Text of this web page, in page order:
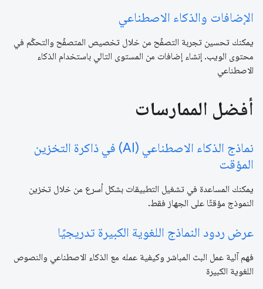
الإضافات والذكاء الاصطناعي
يمكنك تحسين تجربة التصفّح من خلال تخصيص المتصفّح والتحكّم في
محتوى الويب. إنشاء إضافات من المستوى التالي باستخدام الذكاء
الاصطناعي
أفضل الممارسات
نماذج الذكاء الاصطناعي (AI) في ذاكرة التخزين
المؤقت
يمكنك المساعدة في تشغيل التطبيقات بشكل أسرع من خلال تخزين
النموذج مؤقتًا على الجهاز فقط.
عرض ردود النماذج اللغوية الكبيرة تدريجيًا
فهم آلية عمل البث المباشر وكيفية عمله مع الذكاء الاصطناعي والنصوص
اللغوية الكبيرة